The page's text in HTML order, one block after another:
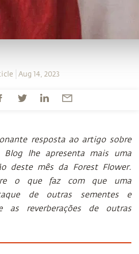
Aug 14, 2023
resposta ao artigo sobre
Blog lhe apresenta mais uma
deste mês da Forest Flower.
o que faz com que uma
de outras sementes e
as reverberações de outras